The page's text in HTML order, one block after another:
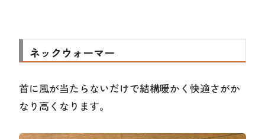
ネックウォーマー
首に風が当たらないだけで結構暖かく快適さがか
なり高くなります。